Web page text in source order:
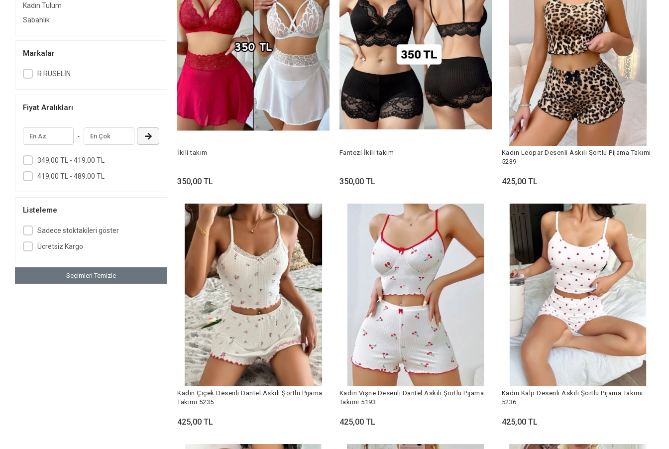
Kadın Tulum
Sabahlık
Markalar
R RUSELİN
Fiyat Aralıkları
-
349,00 TL - 419,00 TL
419,00 TL - 489,00 TL
Listeleme
Sadece stoktakileri göster
Ücretsiz Kargo
Seçimleri Temizle
İkili takım
350,00 TL
Fantezi İkili takım
350,00 TL
Kadın Leopar Desenli Askılı Şortlu Pijama Takımı
5239
425,00 TL
Kadın Çiçek Desenli Dantel Askılı Şortlu Pijama
Takımı 5235
425,00 TL
Kadın Vişne Desenli Dantel Askılı Şortlu Pijama
Takımı 5193
425,00 TL
Kadın Kalp Desenli Askılı Şortlu Pijama Takımı
5236
425,00 TL